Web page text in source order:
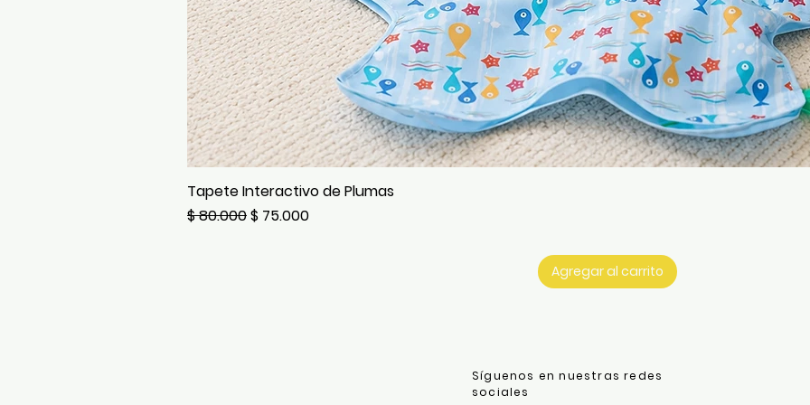
Tapete Interactivo de Plumas
Precio
$ 80.000Precio de oferta
$ 75.000
Agregar al carrito
Síguenos en nuestras redes
sociales